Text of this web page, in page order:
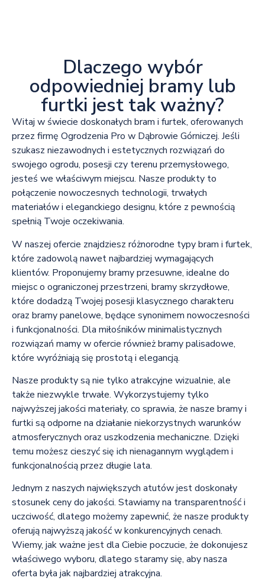
Dlaczego wybór
odpowiedniej bramy lub
furtki jest tak ważny?
Witaj w świecie doskonałych bram i furtek, oferowanych
przez firmę Ogrodzenia Pro w Dąbrowie Górniczej. Jeśli
szukasz niezawodnych i estetycznych rozwiązań do
swojego ogrodu, posesji czy terenu przemysłowego,
jesteś we właściwym miejscu. Nasze produkty to
połączenie nowoczesnych technologii, trwałych
materiałów i eleganckiego designu, które z pewnością
spełnią Twoje oczekiwania.
W naszej ofercie znajdziesz różnorodne typy bram i furtek,
które zadowolą nawet najbardziej wymagających
klientów. Proponujemy bramy przesuwne, idealne do
miejsc o ograniczonej przestrzeni, bramy skrzydłowe,
które dodadzą Twojej posesji klasycznego charakteru
oraz bramy panelowe, będące synonimem nowoczesności
i funkcjonalności. Dla miłośników minimalistycznych
rozwiązań mamy w ofercie również bramy palisadowe,
które wyróżniają się prostotą i elegancją.
Nasze produkty są nie tylko atrakcyjne wizualnie, ale
także niezwykle trwałe. Wykorzystujemy tylko
najwyższej jakości materiały, co sprawia, że nasze bramy i
furtki są odporne na działanie niekorzystnych warunków
atmosferycznych oraz uszkodzenia mechaniczne. Dzięki
temu możesz cieszyć się ich nienagannym wyglądem i
funkcjonalnością przez długie lata.
Jednym z naszych największych atutów jest doskonały
stosunek ceny do jakości. Stawiamy na transparentność i
uczciwość, dlatego możemy zapewnić, że nasze produkty
oferują najwyższą jakość w konkurencyjnych cenach.
Wiemy, jak ważne jest dla Ciebie poczucie, że dokonujesz
właściwego wyboru, dlatego staramy się, aby nasza
oferta była jak najbardziej atrakcyjna.